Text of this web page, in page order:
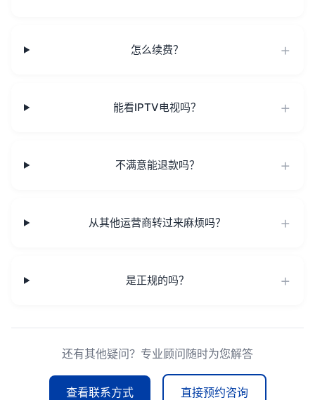
怎么续费？
能看IPTV电视吗？
不满意能退款吗？
从其他运营商转过来麻烦吗？
是正规的吗？
还有其他疑问？专业顾问随时为您解答
查看联系方式 直接预约咨询